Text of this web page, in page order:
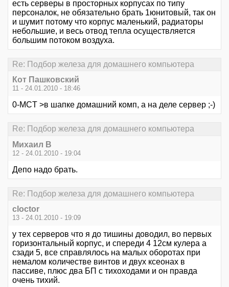
есть серверы в просторных корпусах по типу
персоналок, не обязательно брать 1юнитовый, так он
и шумит потому что корпус маленький, радиаторы
небольшие, и весь отвод тепла осуществляется
большим потоком воздуха.
Re: Подбор железа для домашнего компьютера
Кот Пашковский
11 - 24.01.2010 - 18:46
0-MCT >в шапке домашний комп, а на деле сервер ;-)
Re: Подбор железа для домашнего компьютера
Михаил В
12 - 24.01.2010 - 19:04
Депо надо брать.
Re: Подбор железа для домашнего компьютера
cloctor
13 - 24.01.2010 - 19:09
у тех серверов что я до тишины доводил, во первых
горизонтальный корпус, и спереди 4 12см кулера а
сзади 5, все справлялось на малых оборотах при
немалом количестве винтов и двух ксеонах в
пассиве, плюс два БП с тихоходами и он правда
очень тихий.